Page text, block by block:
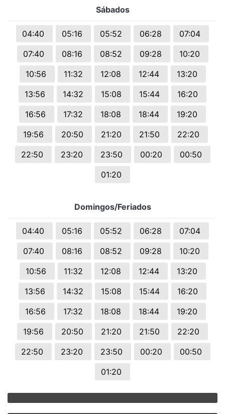
Sábados
04:40 05:16 05:52 06:28
07:04
07:40
08:16 08:52 09:28
10:20
10:56
11:32 12:08 12:44
13:20
13:56
14:32 15:08 15:44
16:20
16:56
17:32 18:08 18:44
19:20
19:56
20:50 21:20 21:50
22:20
22:50
23:20 23:50 00:20
00:50
01:20
Domingos/Feriados
04:40 05:16 05:52 06:28
07:04
07:40
08:16 08:52 09:28
10:20
10:56
11:32 12:08 12:44
13:20
13:56
14:32 15:08 15:44
16:20
16:56
17:32 18:08 18:44
19:20
19:56
20:50 21:20 21:50
22:20
22:50
23:20 23:50 00:20
00:50
01:20